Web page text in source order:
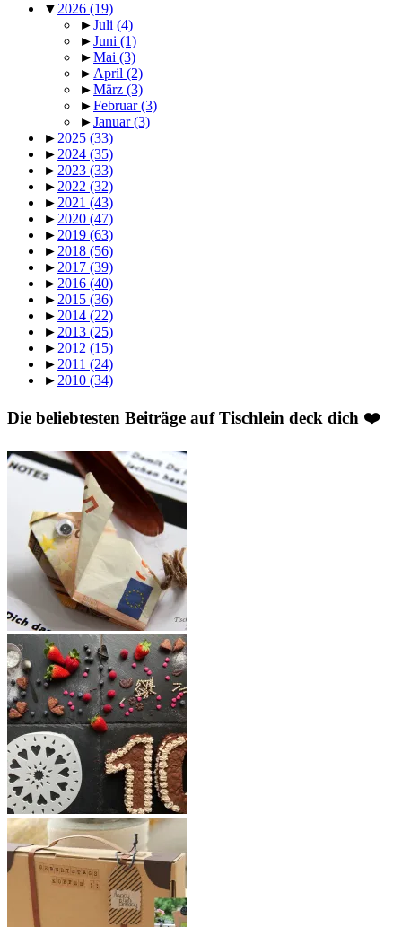
▼ 2026 (19)
►Juli (4)
►Juni (1)
►Mai (3)
► April (2)
►März (3)
►Februar(3)
►Januar(3)
► 2025 (33)
► 2024 (35)
► 2023 (33)
► 2022 (32)
► 2021 (43)
► 2020 (47)
► 2019 (63)
► 2018 (56)
► 2017 (39)
► 2016 (40)
► 2015 (36)
► 2014 (22)
► 2013 (25)
► 2012 (15)
► 2011 (24)
► 2010 (34)
Die beliebtesten Beiträge auf Tischlein deck dich ❤️